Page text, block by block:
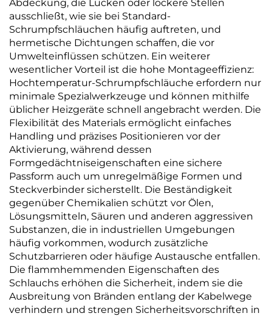
Abdeckung, die Lücken oder lockere Stellen
ausschließt, wie sie bei Standard-
Schrumpfschläuchen häufig auftreten, und
hermetische Dichtungen schaffen, die vor
Umwelteinflüssen schützen. Ein weiterer
wesentlicher Vorteil ist die hohe Montageeffizienz:
Hochtemperatur-Schrumpfschläuche erfordern nur
minimale Spezialwerkzeuge und können mithilfe
üblicher Heizgeräte schnell angebracht werden. Die
Flexibilität des Materials ermöglicht einfaches
Handling und präzises Positionieren vor der
Aktivierung, während dessen
Formgedächtniseigenschaften eine sichere
Passform auch um unregelmäßige Formen und
Steckverbinder sicherstellt. Die Beständigkeit
gegenüber Chemikalien schützt vor Ölen,
Lösungsmitteln, Säuren und anderen aggressiven
Substanzen, die in industriellen Umgebungen
häufig vorkommen, wodurch zusätzliche
Schutzbarrieren oder häufige Austausche entfallen.
Die flammhemmenden Eigenschaften des
Schlauchs erhöhen die Sicherheit, indem sie die
Ausbreitung von Bränden entlang der Kabelwege
verhindern und strengen Sicherheitsvorschriften in